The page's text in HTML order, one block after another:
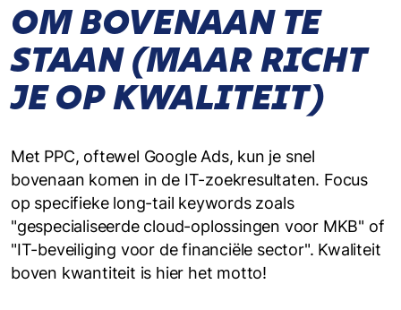
OM BOVENAAN TE
STAAN (MAAR RICHT
JE OP KWALITEIT)
Met PPC, oftewel Google Ads, kun je snel
bovenaan komen in de IT-zoekresultaten. Focus
op specifieke long-tail keywords zoals
"gespecialiseerde cloud-oplossingen voor MKB" of
"IT-beveiliging voor de financiële sector". Kwaliteit
boven kwantiteit is hier het motto!